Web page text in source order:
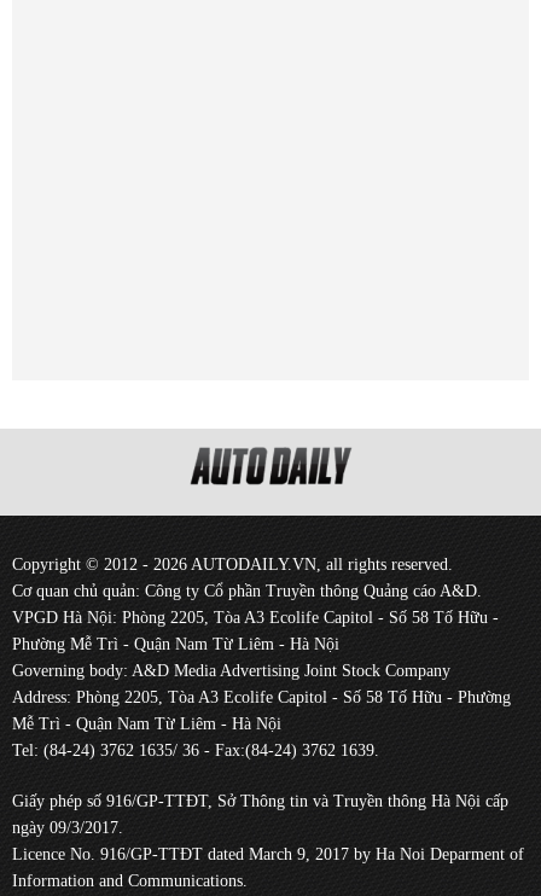
Copyright © 2012 - 2026 AUTODAILY.VN, all rights reserved.
Cơ quan chủ quản: Công ty Cổ phần Truyền thông Quảng cáo A&D.
VPGD Hà Nội: Phòng 2205, Tòa A3 Ecolife Capitol - Số 58 Tố Hữu -
Phường Mễ Trì - Quận Nam Từ Liêm - Hà Nội
Governing body: A&D Media Advertising Joint Stock Company
Address: Phòng 2205, Tòa A3 Ecolife Capitol - Số 58 Tố Hữu - Phường
Mễ Trì - Quận Nam Từ Liêm - Hà Nội
Tel: (84-24) 3762 1635/ 36 - Fax:(84-24) 3762 1639.
Giấy phép số 916/GP-TTĐT, Sở Thông tin và Truyền thông Hà Nội cấp
ngày 09/3/2017.
Licence No. 916/GP-TTĐT dated March 9, 2017 by Ha Noi Deparment of
Information and Communications.